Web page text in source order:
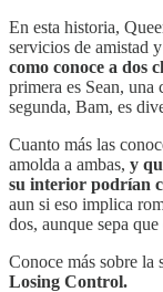
En esta historia,
servicios de amistad
como conoce a dos
primera es Sean,
segunda, Bam, es
Cuanto más las
amolda a ambas, y
su interior podrían
aun si eso implica
dos, aunque sepa
Conoce más sobre la
Losing Control.